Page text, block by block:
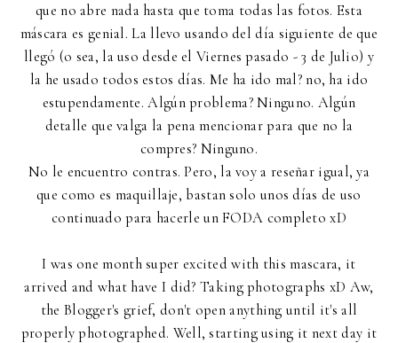
que no abre nada hasta que toma todas las fotos. Esta
máscara es genial. La llevo usando del día siguiente de que
llegó (o sea, la uso desde el Viernes pasado - 3 de Julio) y
la he usado todos estos días. Me ha ido mal? no, ha ido
estupendamente. Algún problema? Ninguno. Algún
detalle que valga la pena mencionar para que no la
compres? Ninguno.
No le encuentro contras. Pero, la voy a reseñar igual, ya
que como es maquillaje, bastan solo unos días de uso
continuado para hacerle un FODA completo xD
I was one month super excited with this mascara, it
arrived and what have I did? Taking photographs xD Aw,
the Blogger's grief, don't open anything until it's all
properly photographed. Well, starting using it next day it